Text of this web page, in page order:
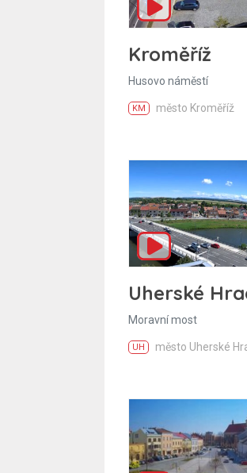
Kroměříž
Husovo náměstí
KM město Kroměříž
Uherské
Moravní most
UH město Uherské